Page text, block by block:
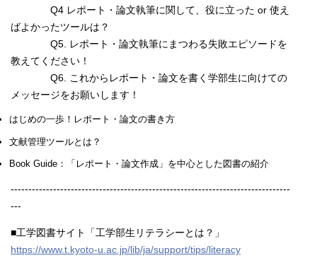
Q4 レポート・論文執筆に関して、役に立った or 使え
ばよかったツールは？
Q5. レポート・論文執筆にまつわる失敗エピソードを
教えてください！
Q6. これからレポート・論文を書く学部生に向けての
メッセージをお願いします！
はじめの一歩！レポート・論文の書き方
文献管理ツールとは？
Book Guide：「レポート・論文作成」を中心とした図書の紹介
-------------------------------------------------------------------------------
---
■工学図書サイト「工学部生リテラシーとは？」
https://www.t.kyoto-u.ac.jp/lib/ja/support/tips/literacy